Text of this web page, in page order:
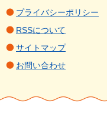
プライバシーポリシー
RSSについて
サイトマップ
お問い合わせ